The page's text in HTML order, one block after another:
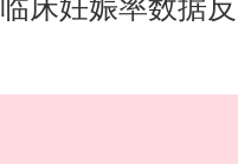
床妊娠率数据反